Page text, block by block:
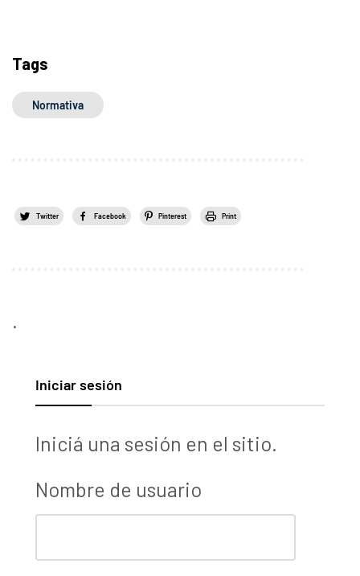
Tags
Normativa
Twitter Facebook Pinterest Print
.
Iniciar sesión
Iniciá una sesión en el sitio.
Nombre de usuario